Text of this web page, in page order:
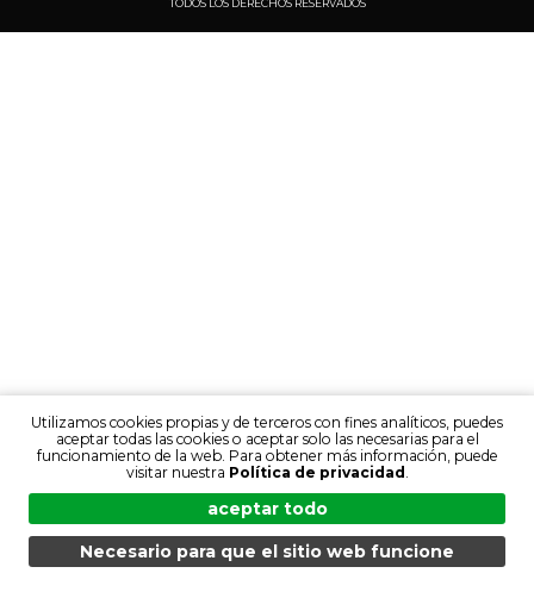
TODOS LOS DERECHOS RESERVADOS
MENÚ BÚSQUEDA PRODUCTOS ES
Utilizamos cookies propias y de terceros con fines analíticos, puedes
aceptar todas las cookies o aceptar solo las necesarias para el
funcionamiento de la web. Para obtener más información, puede
visitar nuestra Política de privacidad .
aceptar todo
Necesario para que el sitio web funcione